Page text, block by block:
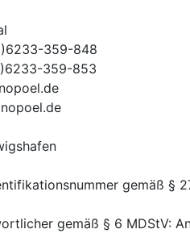
359-848
359-853
gemäß §
gemäß § 6 MDStV: